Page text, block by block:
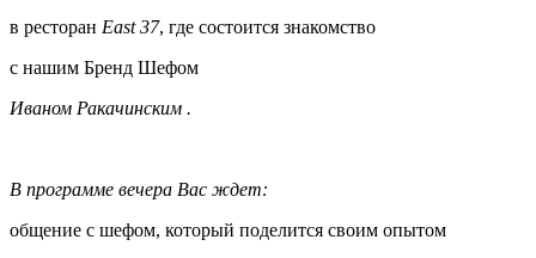
в ресторан East 37, где состоится знакомство
с нашим Бренд Шефом
Иваном Ракачинским .
В программе вечера Вас ждет:
общение с шефом, который поделится своим опытом